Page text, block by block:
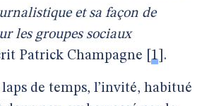
et sa façon de
les groupes sociaux
Patrick Champagne 1 .
de temps, l’invité, habitué